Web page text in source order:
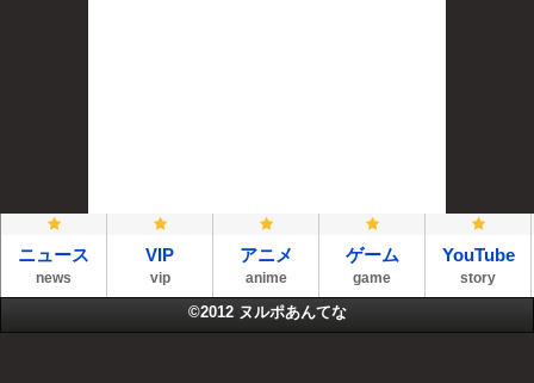
ニュース
news
VIP
vip
アニメ
anime
ゲーム
game
YouTube
story
©2012 ヌルポあんてな